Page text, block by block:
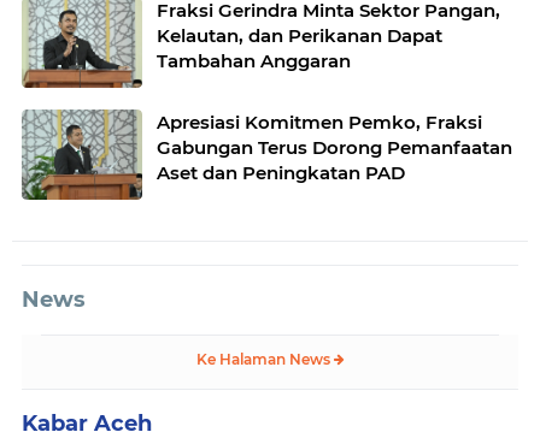
Fraksi Gerindra Minta Sektor Pangan,
Kelautan, dan Perikanan Dapat
Tambahan Anggaran
Apresiasi Komitmen Pemko, Fraksi
Gabungan Terus Dorong Pemanfaatan
Aset dan Peningkatan PAD
News
Ke Halaman News
Kabar Aceh